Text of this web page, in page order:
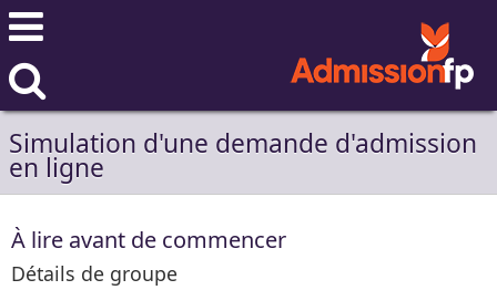
Simulation d'une demande d'admission
en ligne
À lire avant de commencer
Détails de groupe